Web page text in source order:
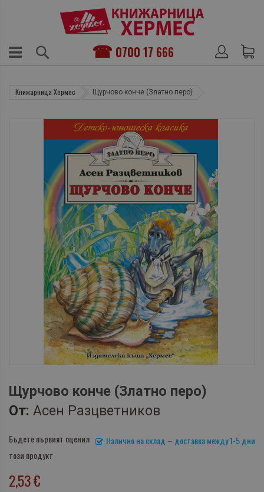
0700 17 666
Книжарница Хермес Щурчово конче (Златно перо)
Щурчово конче (Златно перо)
От: Асен Разцветников
Налично на склад – доставка между 1-5 дни
Бъдете първият оценил
този продукт
2,53 €